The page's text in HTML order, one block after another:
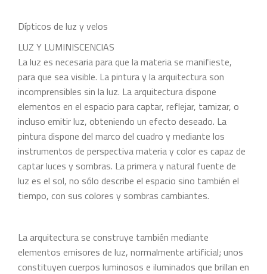
Dípticos de luz y velos
LUZ Y LUMINISCENCIAS
La luz es necesaria para que la materia se manifieste,
para que sea visible. La pintura y la arquitectura son
incomprensibles sin la luz. La arquitectura dispone
elementos en el espacio para captar, reflejar, tamizar, o
incluso emitir luz, obteniendo un efecto deseado. La
pintura dispone del marco del cuadro y mediante los
instrumentos de perspectiva materia y color es capaz de
captar luces y sombras. La primera y natural fuente de
luz es el sol, no sólo describe el espacio sino también el
tiempo, con sus colores y sombras cambiantes.
La arquitectura se construye también mediante
elementos emisores de luz, normalmente artificial; unos
constituyen cuerpos luminosos e iluminados que brillan en